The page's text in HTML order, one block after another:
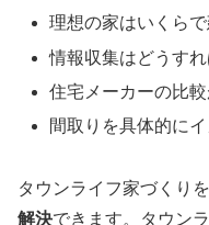
理想の家はいくらで
情報収集はどうすれ
住宅メーカーの比
間取りを具体的に
タウンライフ家づくり
解決できます。タウン